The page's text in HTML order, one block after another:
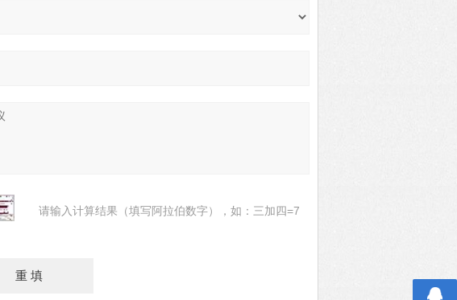
请输入计算结果（填写阿拉伯数字），如：三加四=7